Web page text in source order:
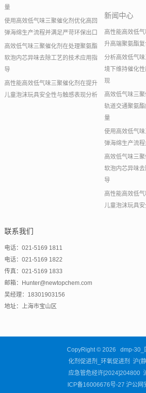
量
使用高效低气味三聚催化剂优化高回
弹海绵生产流程并满足严苛环保出口
高效低气味三聚催化剂在处理聚氨酯
软泡内芯异味去除工艺的技术应用指
导
高性能高效低气味三聚催化剂在提升
儿童泡沫玩具安全性与触感表现分析
新闻中心
高性能高效低
升高端聚氨酯
分析高效低气
境下维持催化
现
高效低气味三
轨道交通聚氨
量
使用高效低气
弹海绵生产流
高效低气味三
软泡内芯异味
导
高性能高效低
儿童泡沫玩具
联系我们
电话：021-5169 1811
电话：021-5169 1822
传真：021-5169 1833
邮箱：Hunter@newtopchem.com
吴经理：18301903156
地址：上海市宝山区
CopyRight © 2026 dmp-30_
化剂促进剂_环氧促进剂 沪(
应急管危经许[2024]204800
ICP备16006676号-27 沪公网